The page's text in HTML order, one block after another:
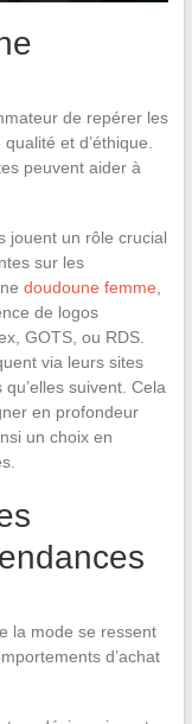
de repérer les
et d’éthique.
peuvent aider à
jouent un rôle crucial
sur les
doudoune femme,
de logos
GOTS, ou RDS.
via leurs sites
suivent. Cela
en profondeur
un choix en
la mode se ressent
d’achat